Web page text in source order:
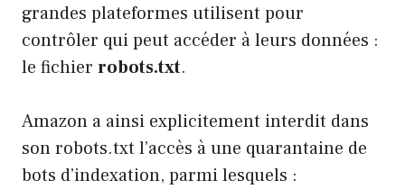
grandes plateformes utilisent pour
contrôler qui peut accéder à leurs données :
le fichier robots.txt.
Amazon a ainsi explicitement interdit dans
son robots.txt l’accès à une quarantaine de
bots d’indexation, parmi lesquels :